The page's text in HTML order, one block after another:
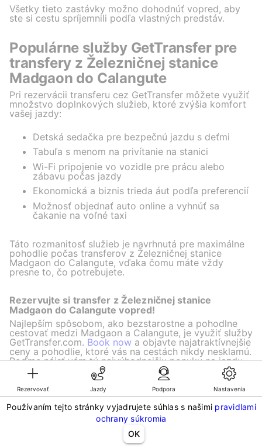
Rezervovať Jazdy Podpora Nastavenia
Používaním tejto stránky vyjadrujete súhlas s našimi pravidlami
ochrany súkromia
OK
Všetky tieto zastávky možno dohodnúť vopred, aby
ste si cestu spríjemnili podľa vlastných predstáv.
Populárne služby GetTransfer pre
transfery z Železničnej stanice
Madgaon do Calangute
Pri rezervácii transferu cez GetTransfer môžete využiť
množstvo doplnkových služieb, ktoré zvýšia komfort
vašej jazdy:
Detská sedačka pre bezpečnú jazdu s deťmi
Tabuľa s menom na privítanie na stanici
Wi-Fi pripojenie vo vozidle pre prácu alebo
zábavu počas jazdy
Ekonomická a biznis trieda áut podľa preferencií
Možnosť objednať auto online a vyhnúť sa
čakanie na voľné taxi
Táto rozmanitosť služieb je navrhnutá pre maximálne
pohodlie počas transferov z Železničnej stanice
Madgaon do Calangute, vďaka čomu máte vždy
presne to, čo potrebujete.
Rezervujte si transfer z Železničnej stanice
Madgaon do Calangute vopred!
Najlepším spôsobom, ako bezstarostne a pohodlne
cestovať medzi Madgaon a Calangute, je využiť služby
GetTransfer.com. Book now a objavte najatraktívnejšie
ceny a pohodlie, ktoré vás na cestách nikdy nesklamú.
Poďme nájsť vám tú najvýhodnejšiu ponuku na jazdu
už dnes!
©KG GLOBAL LIMITED. GetTransfer® is trademark of KG GLOBAL LIMITED.